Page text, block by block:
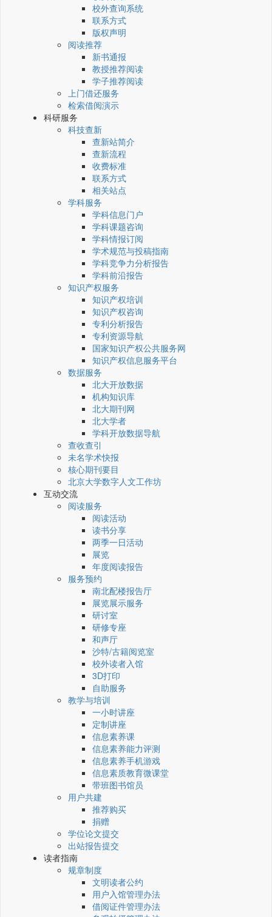
校外查询系统
联系方式
版权声明
阅读推荐
新书通报
教授推荐阅读
学子推荐阅读
上门借还服务
检索借阅演示
科研服务
科技查新
查新站简介
查新流程
收费标准
联系方式
相关站点
学科服务
学科信息门户
学科课题咨询
学科情报订阅
学术规范与投稿指南
学科竞争力分析报告
学科前沿报告
知识产权服务
知识产权培训
知识产权咨询
专利分析报告
专利资源导航
国家知识产权公共服务网
知识产权信息服务平台
数据服务
北大开放数据
机构知识库
北大期刊网
北大学者
学科开放数据导航
查收查引
未名学术快报
核心期刊要目
北京大学数字人文工作坊
互动交流
阅读服务
阅读活动
读书分享
两季一日活动
展览
年度阅读报告
服务预约
南北配楼报告厅
展览展示服务
研讨室
研修专座
和声厅
沙特/古籍阅览室
校外读者入馆
3D打印
自助服务
教学与培训
一小时讲座
定制讲座
信息素养课
信息素养能力评测
信息素养手机游戏
信息素质教育微课堂
带班图书馆员
用户共建
推荐购买
捐赠
学位论文提交
出站报告提交
读者指南
规章制度
文明读者公约
用户入馆管理办法
借阅证件管理办法